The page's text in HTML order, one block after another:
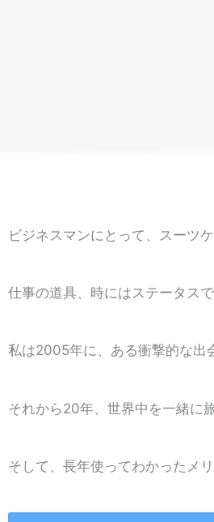
ビジネスマンにとって、スーツ
仕事の道具、時にはステータスで
私は2005年に、ある衝撃的な出
それから20年、世界中を一緒に
そして、長年使ってわかったメ